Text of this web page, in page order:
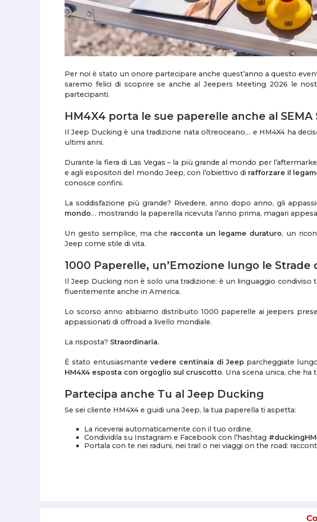
Per noi è stato un onore partecipare anche quest’anno a questo
saremo felici di scoprire se anche al Jeepers Meeting 2026 le
partecipanti.
HM4X4 porta le sue paperelle anche al SEMA
Il Jeep Ducking è una tradizione nata oltreoceano… e HM4X4 ha
ultimi anni.
Durante la fiera di Las Vegas – la più grande al mondo per
e agli espositori del mondo Jeep, con l’obiettivo di rafforzare il
conosce confini.
La soddisfazione più grande? Rivedere, anno dopo anno, gli
mondo… mostrando la paperella ricevuta l’anno prima, magari
Un gesto semplice, ma che racconta un legame duraturo, un
Jeep come stile di vita.
1000 Paperelle, un’Emozione lungo le Strade
Il Jeep Ducking non è solo una tradizione: è un linguaggio
fluentemente anche in America.
Lo scorso anno abbiamo distribuito 1000 paperelle ai jeepers
appassionati di offroad a livello mondiale.
La risposta? Straordinaria.
È stato entusiasmante vedere centinaia di Jeep parcheggiate
HM4X4 esposta con orgoglio sul cruscotto. Una scena unica, che
Partecipa anche Tu al Jeep Ducking
Se sei cliente HM4X4 e guidi una Jeep, la tua paperella ti aspetta:
La riceverai automaticamente con il tuo ordine.
Condividila su Instagram e Facebook con l’hashtag
Portala con te nei raduni, nei trail o nei viaggi on the road: